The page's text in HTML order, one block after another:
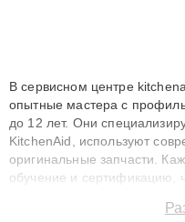
В сервисном центре
опытные мастера с
до 12 лет. Они
KitchenAid, используют
оригинальные запчасти.
обучение и сертификацию,
сохранением гарантии до